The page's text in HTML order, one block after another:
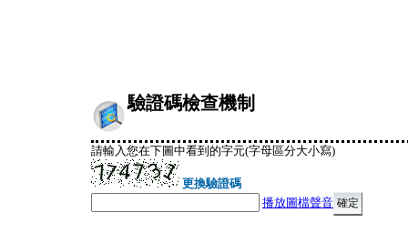
驗證碼檢查機制
請輸入您在下圖中看到的字元(字母區分大小寫)
更換驗證碼
播放圖檔聲音